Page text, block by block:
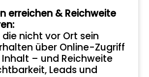
erreichen & Reichweite
die nicht vor Ort sein
über Online-Zugriff
– und Reichweite
Leads und